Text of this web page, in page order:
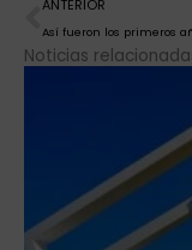
ANTERIOR
Noticias